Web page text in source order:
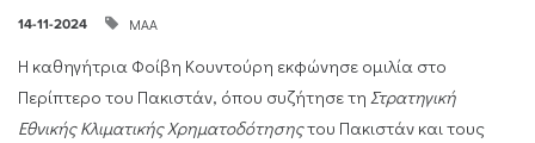
14-11-2024 ΜΑΑ
Η καθηγήτρια Φοίβη Κουντούρη εκφώνησε ομιλία στο
Περίπτερο του Πακιστάν, όπου συζήτησε τη Στρατηγική
Εθνικής Κλιματικής Χρηματοδότησηςτου Πακιστάν και τους